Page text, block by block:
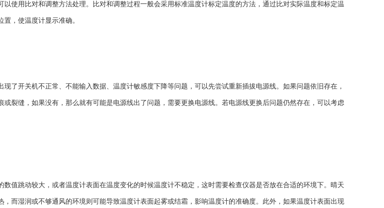
以使用比对和调整方法处理。比对和调整过程一般会采用标准温度计标定温度的方法，通过比对实际温度和标定温
，使温度计显示准确。
开关机不正常、不能输入数据、温度计敏感度下降等问题，可以先尝试重新插拔电源线。如果问题依旧存在，
或裂缝，如果没有，那么就有可能是电源线出了问题，需要更换电源线。若电源线更换后问题仍然存在，可以考虑
跳动较大，或者温度计表面在温度变化的时候温度计不稳定，这时需要检查仪器是否放在合适的环境下。晴天
，而湿润或不够通风的环境则可能导致温度计表面起雾或结霜，影响温度计的准确度。此外，如果温度计表面出现